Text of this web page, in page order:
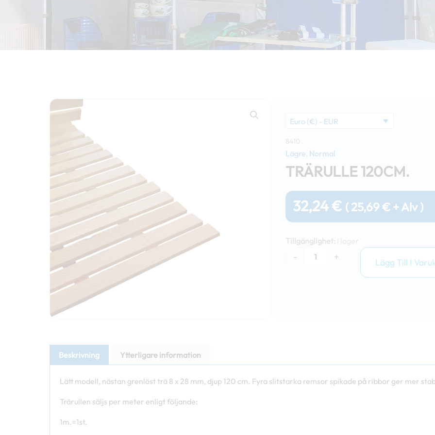
Euro (€) - EUR
8410
Lägre, Normal
TRÄRULLE 120CM.
32,24€ (25,69 € + Alv )
Tillgänglighet: I lager
-
120cm.
mängd
+ Lägg Till I
Beskrivning Ytterligare information
Lätt modell, nästan grenlöst trä 8 x 28 mm, djup 120 cm. Fyra slitstarka remsor spikade på ribbor ger mer
Trärullen säljs per meter enligt följande:
1m.=1st.